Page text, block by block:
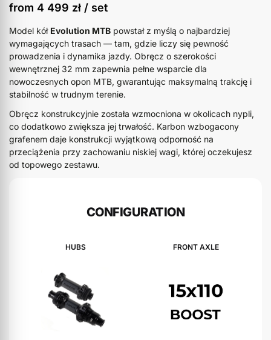
from 4 499 zł / set
Model kół Evolution MTB powstał z myślą o najbardziej
wymagających trasach — tam, gdzie liczy się pewność
prowadzenia i dynamika jazdy. Obręcz o szerokości
wewnętrznej 32 mm zapewnia pełne wsparcie dla
nowoczesnych opon MTB, gwarantując maksymalną trakcję i
stabilność w trudnym terenie.
Obręcz konstrukcyjnie została wzmocniona w okolicach nypli,
co dodatkowo zwiększa jej trwałość. Karbon wzbogacony
grafenem daje konstrukcji wyjątkową odporność na
przeciążenia przy zachowaniu niskiej wagi, której oczekujesz
od topowego zestawu.
CONFIGURATION
HUBS FRONT AXLE